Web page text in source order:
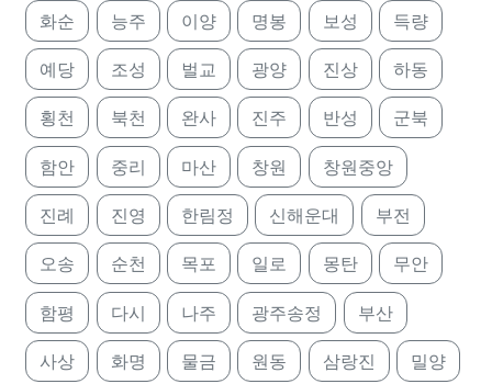
화순 능주 이양 명봉 보성 득량
예당 조성 벌교 광양 진상 하동
횡천 북천 완사 진주 반성 군북
함안 중리 마산 창원 창원중앙
진례 진영 한림정 신해운대 부전
오송 순천 목포 일로 몽탄 무안
함평 다시 나주 광주송정 부산
사상 화명 물금 원동 삼랑진 밀양